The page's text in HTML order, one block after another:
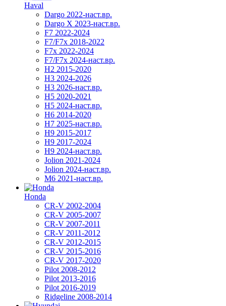
Haval
Dargo 2022-наст.вр.
Dargo X 2023-наст.вр.
F7 2022-2024
F7/F7x 2018-2022
F7x 2022-2024
F7/F7x 2024-наст.вр.
H2 2015-2020
H3 2024-2026
H3 2026-наст.вр.
H5 2020-2021
H5 2024-наст.вр.
H6 2014-2020
H7 2025-наст.вр.
H9 2015-2017
H9 2017-2024
H9 2024-наст.вр.
Jolion 2021-2024
Jolion 2024-наст.вр.
М6 2021-наст.вр.
Honda
CR-V 2002-2004
CR-V 2005-2007
CR-V 2007-2011
CR-V 2011-2012
CR-V 2012-2015
CR-V 2015-2016
CR-V 2017-2020
Pilot 2008-2012
Pilot 2013-2016
Pilot 2016-2019
Ridgeline 2008-2014